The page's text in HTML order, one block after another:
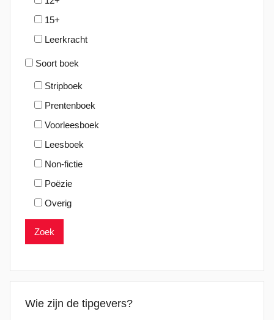
15+
Leerkracht
Soort boek
Stripboek
Prentenboek
Voorleesboek
Leesboek
Non-fictie
Poëzie
Overig
Wie zijn de tipgevers?